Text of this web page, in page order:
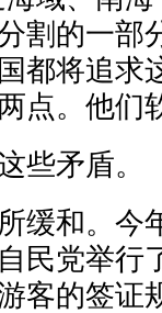
割的一部
都将追求
点。他们
些矛盾。
缓和。今
民党举行
客的签证